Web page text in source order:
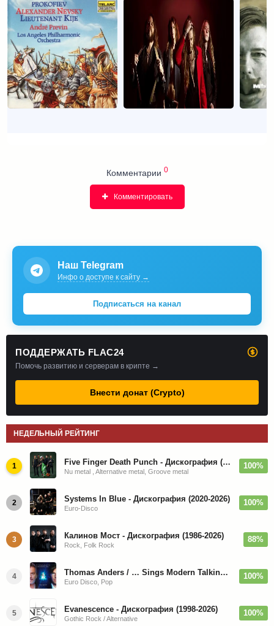
Комментарии 0
Комментировать
Наш Telegram
Инфо о доступе к сайту →
Подписаться на канал
ПОДДЕРЖАТЬ FLAC24
Помочь развитию и серверам в крипте →
Внести донат (Crypto)
НЕДЕЛЬНЫЙ РЕЙТИНГ
1 Five Finger Death Punch - Дискография (2008-2026)
Nu metal , Alternative metal, Groove metal
100%
2 Systems In Blue - Дискография (2020-2026)
Euro-Disco
100%
3 Калинов Мост - Дискография (1986-2026)
Rock, Folk Rock
88%
4 Thomas Anders / … Sings Modern Talking: The Best hi-res
Euro Disco, Pop
100%
5 Evanescence - Дискография (1998-2026)
Gothic Rock / Alternative
100%